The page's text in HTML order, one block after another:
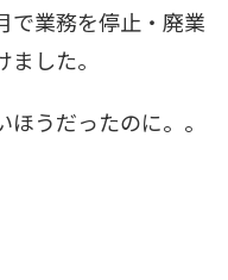
で業務を停止・廃業
した。
うだったのに。。